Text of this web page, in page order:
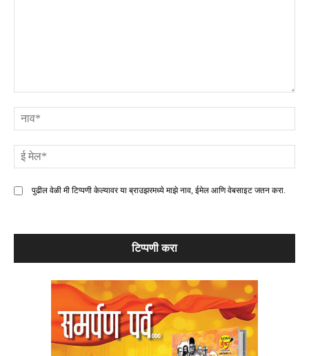
पुढील वेळी मी टिप्पणी केल्यावर या ब्राउझरमध्ये माझे नाव, ईमेल आणि वेबसाइट जतन करा.